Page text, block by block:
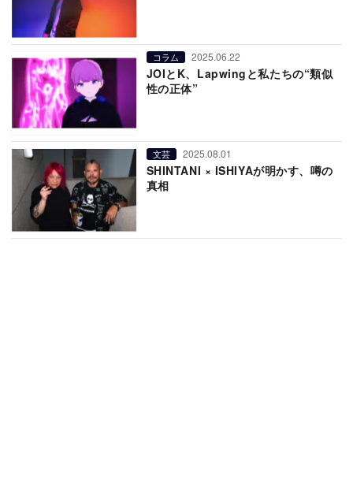
コラム 2025.06.22
JOIとK、Lapwingと私たちの“類似
性の正体”
文芸 2025.08.01
SHINTANI × ISHIYAが明かす、噂の
真相